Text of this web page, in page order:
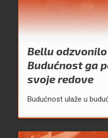
Bellu
Budućnost ga
svoje redove
Budućnost ulaže u